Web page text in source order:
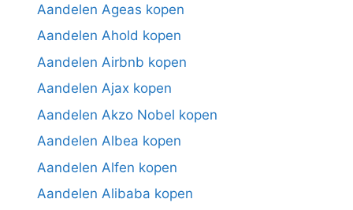
Aandelen Ageas kopen
Aandelen Ahold kopen
Aandelen Airbnb kopen
Aandelen Ajax kopen
Aandelen Akzo Nobel kopen
Aandelen Albea kopen
Aandelen Alfen kopen
Aandelen Alibaba kopen